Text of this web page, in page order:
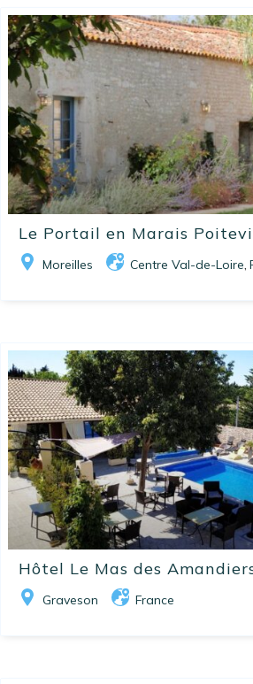
Le Portail en Marais
Moreilles Centre Val-de-Loire,
Hôtel Le Mas des
Graveson France